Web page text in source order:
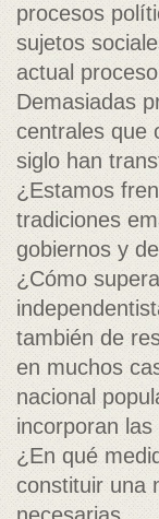
procesos
sujetos
actual
Demasiadas
centrales que
siglo han
¿Estamos
tradiciones
gobiernos y
¿Cómo
también de
en muchos
nacional
incorporan
¿En qué
constituir una